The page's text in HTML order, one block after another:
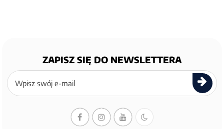
ZAPISZ SIĘ DO NEWSLETTERA
Zapisz
się
newslettera